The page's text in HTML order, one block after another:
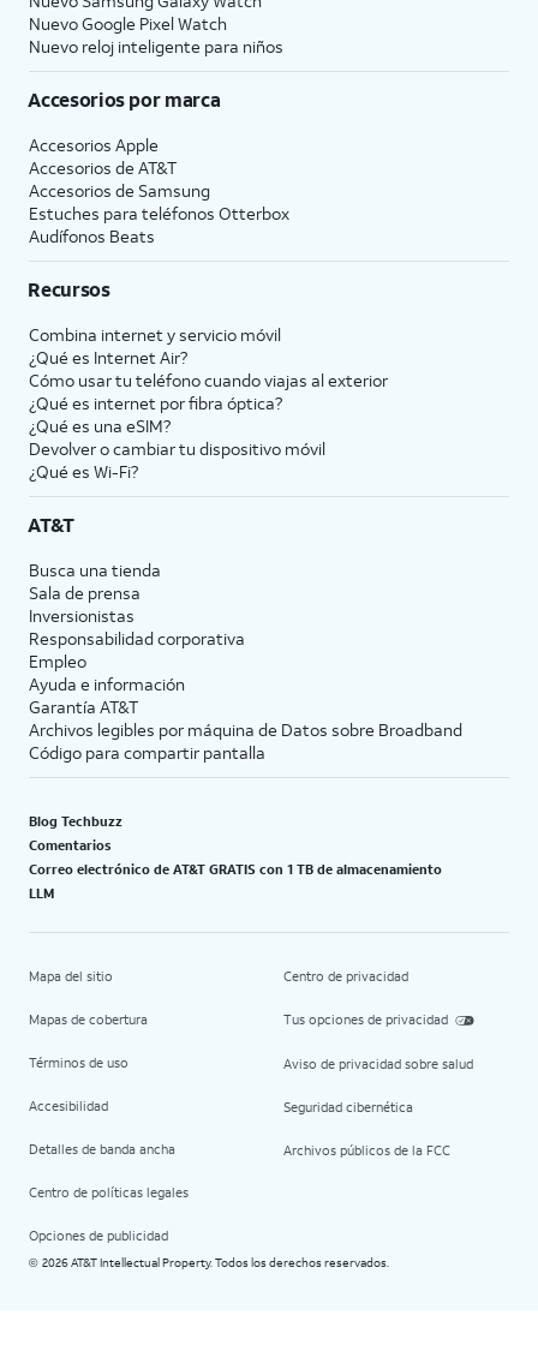
Nuevo Google Pixel Watch
Nuevo reloj inteligente para niños
Accesorios por marca
Accesorios Apple
Accesorios de AT&T
Accesorios de Samsung
Estuches para teléfonos Otterbox
Audífonos Beats
Recursos
Combina internet y servicio móvil
¿Qué es Internet Air?
Cómo usar tu teléfono cuando viajas al exterior
¿Qué es internet por fibra óptica?
¿Qué es una eSIM?
Devolver o cambiar tu dispositivo móvil
¿Qué es Wi-Fi?
AT&T
Busca una tienda
Sala de prensa
Inversionistas
Responsabilidad corporativa
Empleo
Ayuda e información
Garantía AT&T
Archivos legibles por máquina de Datos sobre Broadband
Código para compartir pantalla
Blog Techbuzz
Comentarios
Correo electrónico de AT&T GRATIS con 1 TB de almacenamiento
LLM
Mapa del sitio
Mapas de cobertura
Términos de uso
Accesibilidad
Detalles de banda ancha
Centro de políticas legales
Opciones de publicidad
Centro de privacidad
Tus opciones de privacidad
Aviso de privacidad sobre salud
Seguridad cibernética
Archivos públicos de la FCC
© 2026 AT&T Intellectual Property. Todos los derechos reservados.